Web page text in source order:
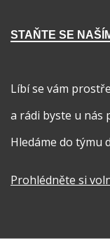
STAŇTE SE
Líbí se vám
a rádi byste u nás
Hledáme do týmu
Prohlédněte si